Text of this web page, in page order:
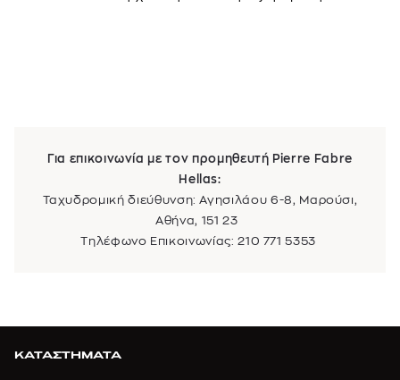
Για επικοινωνία με τον προμηθευτή Pierre Fabre
Hellas:
Ταχυδρομική διεύθυνση: Αγησιλάου 6-8, Μαρούσι,
Αθήνα, 151 23
Τηλέφωνο Επικοινωνίας: 210 771 5353
ΚΑΤΑΣΤΗΜΑΤΑ